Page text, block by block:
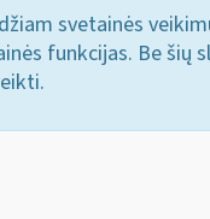
svetainės
funkcijas. Be šių